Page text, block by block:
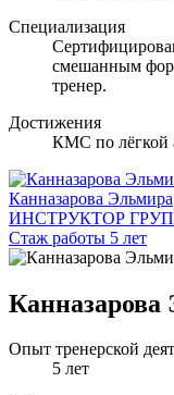
Специализация
смешанным
тренер.
Достижения
КМС по лёгкой
Канназарова Эльмира
ИНСТРУКТОР
Стаж работы 5 лет
Канназарова
Опыт тренерской
5 лет